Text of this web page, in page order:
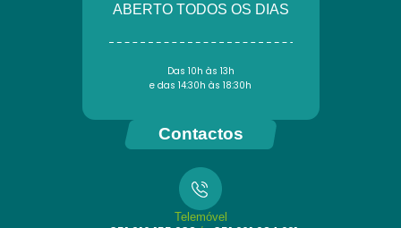
ABERTO TODOS OS DIAS
Das 10h às 13h
e das 14:30h às 18:30h
Contactos
Telemóvel